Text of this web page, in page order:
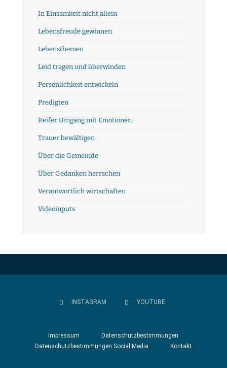
In Einsamkeit nicht allein
Lebensfreude gewinnen
Lebensthemen
Leid tragen und überwinden
Persönlichkeit entwickeln
Predigten
Reifer Umgang mit Emotionen
Trauer bewältigen
Über die Gemeinde
Über Gedanken herrschen
Verantwortlich wirtschaften
Videoinputs
INSTAGRAM YOUTUBE
Impressum
Datenschutzbestimmungen
Datenschutzbestimmungen Social Media
Kontakt